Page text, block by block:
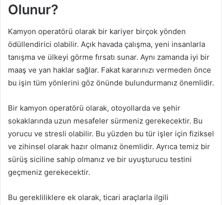
Olunur?
Kamyon operatörü olarak bir kariyer birçok yönden
ödüllendirici olabilir. Açık havada çalışma, yeni insanlarla
tanışma ve ülkeyi görme fırsatı sunar. Aynı zamanda iyi bir
maaş ve yan haklar sağlar. Fakat kararınızı vermeden önce
bu işin tüm yönlerini göz önünde bulundurmanız önemlidir.
Bir kamyon operatörü olarak, otoyollarda ve şehir
sokaklarında uzun mesafeler sürmeniz gerekecektir. Bu
yorucu ve stresli olabilir. Bu yüzden bu tür işler için fiziksel
ve zihinsel olarak hazır olmanız önemlidir. Ayrıca temiz bir
sürüş siciline sahip olmanız ve bir uyuşturucu testini
geçmeniz gerekecektir.
Bu gerekliliklere ek olarak, ticari araçlarla ilgili